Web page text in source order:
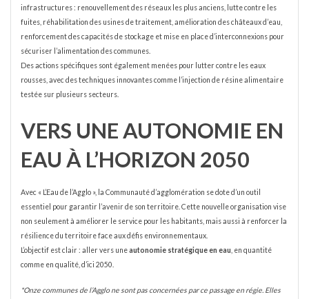
infrastructures : renouvellement des réseaux les plus anciens, lutte contre les
fuites, réhabilitation des usines de traitement, amélioration des châteaux d’eau,
renforcement des capacités de stockage et mise en place d’interconnexions pour
sécuriser l’alimentation des communes.
Des actions spécifiques sont également menées pour lutter contre les eaux
rousses, avec des techniques innovantes comme l’injection de résine alimentaire
testée sur plusieurs secteurs.
VERS UNE AUTONOMIE EN
EAU À L’HORIZON 2050
Avec « L’Eau de l’Agglo », la Communauté d’agglomération se dote d’un outil
essentiel pour garantir l’avenir de son territoire. Cette nouvelle organisation vise
non seulement à améliorer le service pour les habitants, mais aussi à renforcer la
résilience du territoire face aux défis environnementaux.
L’objectif est clair : aller vers uneautonomie stratégique en eau , en quantité
comme en qualité, d’ici 2050.
*Onze communes de l’Agglo ne sont pas concernées par ce passage en régie. Elles